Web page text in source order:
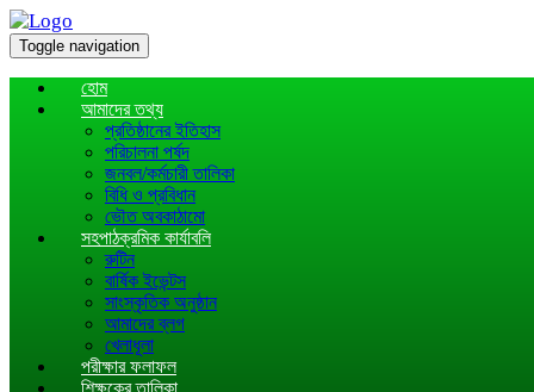
Toggle navigation
হোম
আমাদের তথ্য
প্রতিষ্ঠানের ইতিহাস
পরিচালনা পর্ষদ
জনবল/কর্মচারী তালিকা
বিধি ও প্রবিধান
ভৌত অবকাঠামো
সহপাঠক্রমিক কার্যাবলি
রুটিন
বার্ষিক ইভেন্টস
সাংস্কৃতিক অনুষ্ঠান
আমাদের ব্লগ
খেলাধূলা
পরীক্ষার ফলাফল
শিক্ষকের তালিকা